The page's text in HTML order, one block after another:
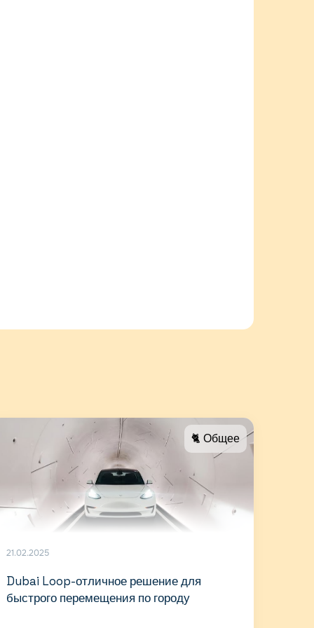
🐈 Общее
21.02.2025
Dubai Loop-отличное решение для
быстрого перемещения по городу